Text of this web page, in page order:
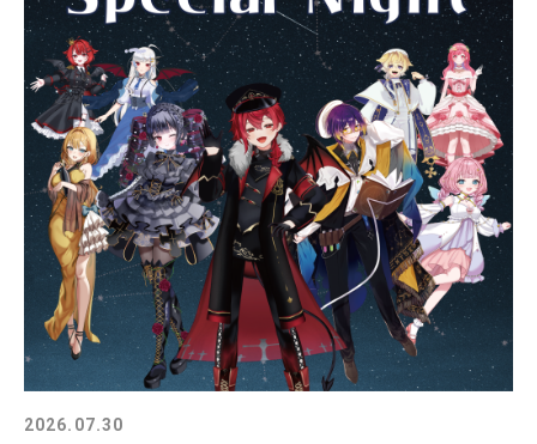
2026.07.30